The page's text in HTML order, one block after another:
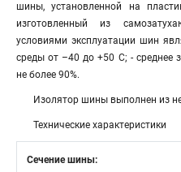
шины, установленной на
изготовленный из
условиями эксплуатации шин
среды от –40 до +50 С; - среднее
не более 90%.
Изолятор шины выполнен из
Технические характеристики
Сечение шины: